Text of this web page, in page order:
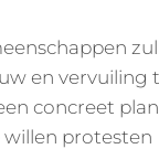
en vervuiling
​​concreet
protesten